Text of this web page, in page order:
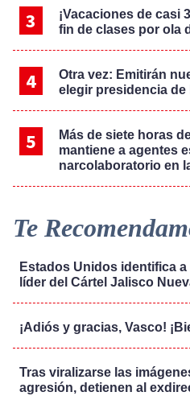
¡Vacaciones de casi
fin de clases por ola
Otra vez: Emitirán
elegir presidencia de
Más de siete horas
mantiene a agentes
narcolaboratorio en
Te
Estados Unidos identifica
líder del Cártel Jalisco
¡Adiós y gracias, Vasco!
Tras viralizarse las
agresión, detienen al